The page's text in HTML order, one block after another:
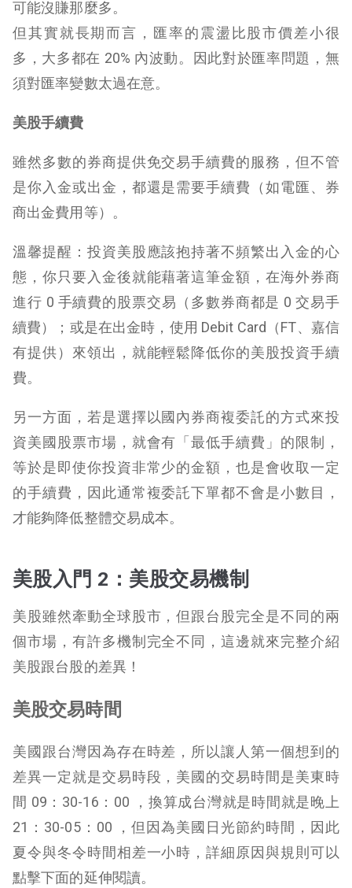
可能沒賺那麼多。
但其實就長期而言，匯率的震盪比股市價差小很
多，大多都在 20% 內波動。因此對於匯率問題，無
須對匯率變數太過在意。
美股手續費
雖然多數的券商提供免交易手續費的服務，但不管
是你入金或出金，都還是需要手續費（如電匯、券
商出金費用等）。
溫馨提醒：投資美股應該抱持著不頻繁出入金的心
態，你只要入金後就能藉著這筆金額，在海外券商
進行 0 手續費的股票交易（多數券商都是 0 交易手
續費）；或是在出金時，使用 Debit Card（FT、嘉信
有提供）來領出，就能輕鬆降低你的美股投資手續
費。
另一方面，若是選擇以國內券商複委託的方式來投
資美國股票市場，就會有「最低手續費」的限制，
等於是即使你投資非常少的金額，也是會收取一定
的手續費，因此通常複委託下單都不會是小數目，
才能夠降低整體交易成本。
美股入門 2：美股交易機制
美股雖然牽動全球股市，但跟台股完全是不同的兩
個市場，有許多機制完全不同，這邊就來完整介紹
美股跟台股的差異！
美股交易時間
美國跟台灣因為存在時差，所以讓人第一個想到的
差異一定就是交易時段，美國的交易時間是美東時
間 09：30-16：00 ，換算成台灣就是時間就是晚上
21：30-05：00 ，但因為美國日光節約時間，因此
夏令與冬令時間相差一小時，詳細原因與規則可以
點擊下面的延伸閱讀。